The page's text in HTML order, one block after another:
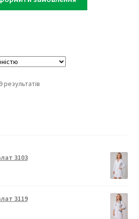
результатівВідсортовано
3103
3119